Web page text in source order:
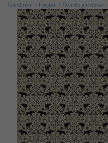
Gardiner Färger Svarta gardiner